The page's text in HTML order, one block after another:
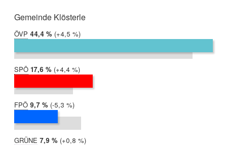
hier:
Gemeinde Klösterle
ÖVP 2019:
44,4 %
2014:
39,9 %
Differenz:
+4,5 %
SPÖ 2019:
17,6 %
2014:
13,1 %
Differenz:
+4,4 %
FPÖ 2019:
9,7 %
2014:
15,0 %
Differenz:
-5,3 %
GRÜNE 2019:
7,9 % Differenz:
+0,8 %